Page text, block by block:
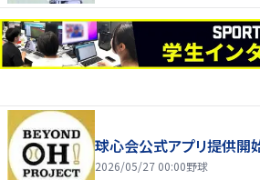
球心会公式アプリ提供開
2026/05/27 00:00野球